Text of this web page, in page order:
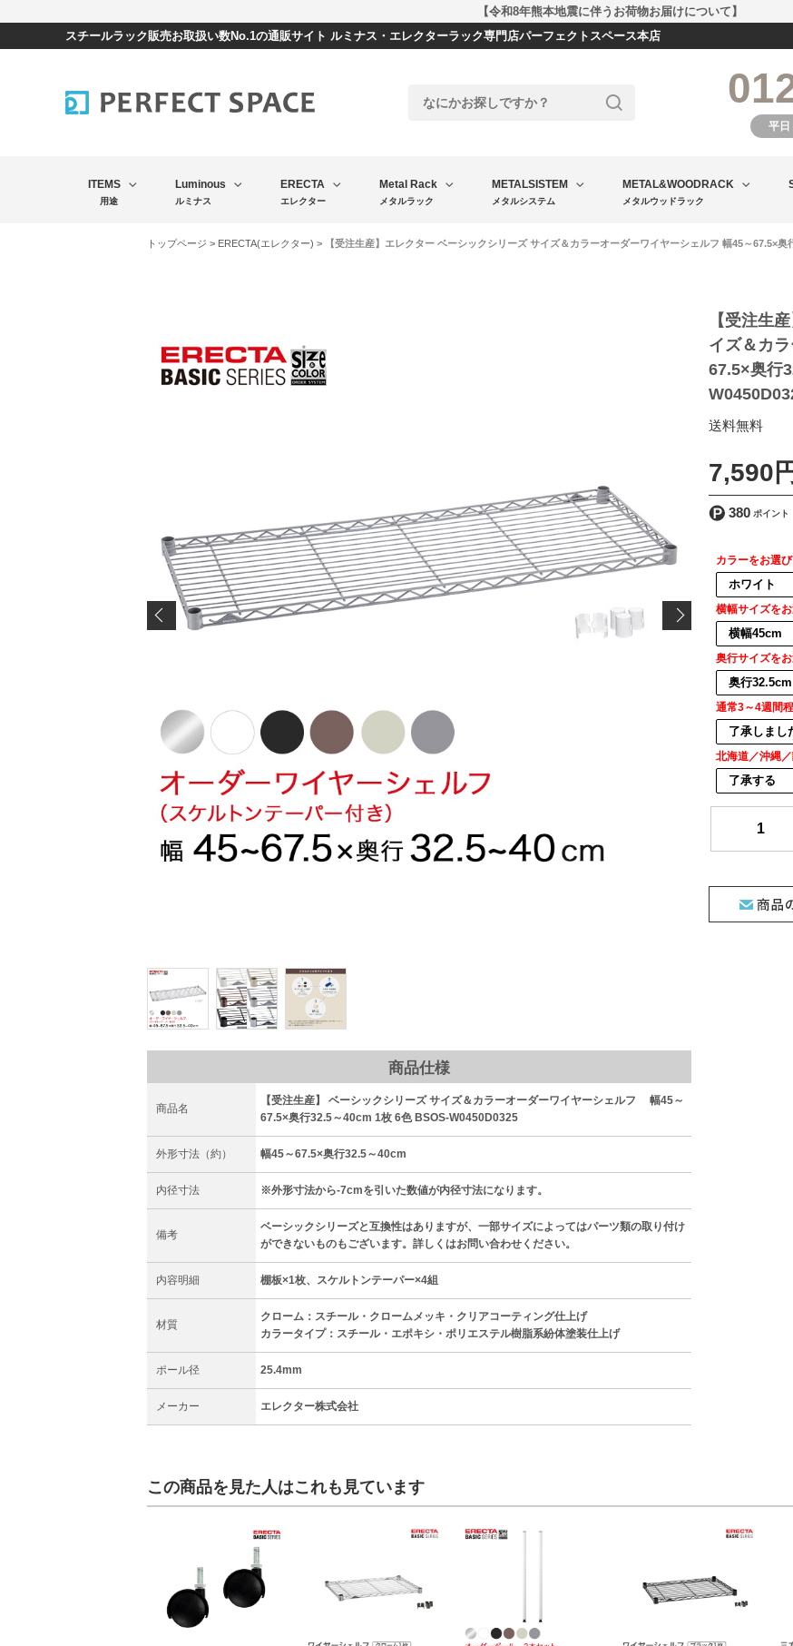
【令和8年熊本地震に伴うお荷物お届けについて】
スチールラック販売お取扱い数No.1の通販サイト ルミナス・エレクターラック専門店パーフェクトスペース本店
平日
ITEMS
用途
Luminous
ルミナス
ERECTA
エレクター
Metal Rack
メタルラック
METALSISTEM
メタルシステム
METAL&WOODRACK
メタルウッドラック
トップページ > ERECTA(エレクター) > 【受注生産】エレクター ベーシックシリーズ サイズ＆カラーオーダーワイヤーシェルフ 幅45～67.5×
商品仕様
商品名
【受注生産】 ベーシックシリーズ サイズ＆カラーオーダーワイヤーシェルフ 幅45～
67.5×奥行32.5～40cm 1枚 6色 BSOS-W0450D0325
外形寸法（約） 幅45～67.5×奥行32.5～40cm
内径寸法 ※外形寸法から-7cmを引いた数値が内径寸法になります。
備考
ベーシックシリーズと互換性はありますが、一部サイズによってはパーツ類の取り付け
ができないものもございます。詳しくはお問い合わせください。
内容明細 棚板×1枚、スケルトンテーパー×4組
材質
クローム：スチール・クロームメッキ・クリアコーティング仕上げ
カラータイプ：スチール・エポキシ・ポリエステル樹脂系紛体塗装仕上げ
ポール径 25.4mm
メーカー エレクター株式会社
【受注生
イズ＆カ
67.5×奥行
7,590
380
[ 送料込 ]
カラーをお選
横幅サイズを
奥行サイズを
通常3～4週間
北海道／沖縄
この商品を見た人はこれも見ています